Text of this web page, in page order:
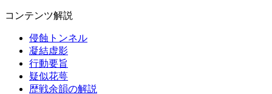
コンテンツ解説
侵蝕トンネル
凝結虚影
行動要旨
疑似花萼
歴戦余韻の解説